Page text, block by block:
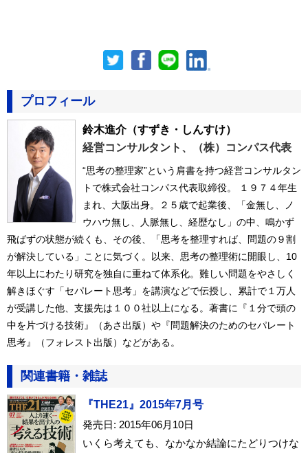
プロフィール
鈴木進介（すずき・しんすけ）
経営コンサルタント、（株）コンパス代表
“思考の整理家”という肩書を持つ経営コンサルタン
トで株式会社コンパス代表取締役。 １９７４年生
まれ、大阪出身。２５歳で起業後、「金無し、ノ
ウハウ無し、人脈無し、経歴なし」の中、鳴かず
飛ばずの状態が続くも、その後、「思考を整理すれば、問題の９割
が解決している」ことに気づく。以来、思考の整理術に開眼し、10
年以上にわたり研究を独自に重ねて体系化。難しい問題をやさしく
解きほぐす「セパレート思考」を講演などで伝授し、累計で１万人
が受講した他、支援先は１００社以上になる。著書に『１分で頭の
中を片づける技術』（あさ出版）や『問題解決のためのセパレート
思考』（フォレスト出版）などがある。
関連書籍・雑誌
『THE21』2015年7月号
発売日: 2015年06月10日
いくら考えても、なかなか結論にたどりつけな